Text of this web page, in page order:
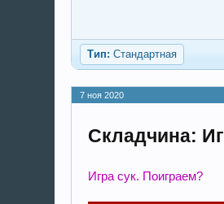
Тип: Стандартная
7 ноя 2020
Складчина:
Игра сук. Поиграем?